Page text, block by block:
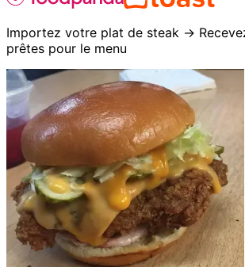
Importez votre plat de steak →
prêtes pour le menu